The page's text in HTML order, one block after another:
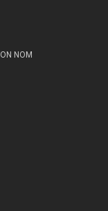
NOM